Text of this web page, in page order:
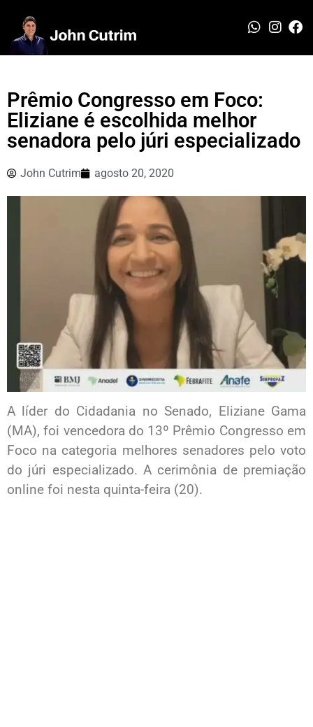
Prêmio Congresso em Foco:
Eliziane é escolhida melhor
senadora pelo júri especializado
John Cutrim agosto 20, 2020
A líder do Cidadania no Senado, Eliziane Gama
(MA), foi vencedora do 13º Prêmio Congresso em
Foco na categoria melhores senadores pelo voto
do júri especializado. A cerimônia de premiação
online foi nesta quinta-feira (20).